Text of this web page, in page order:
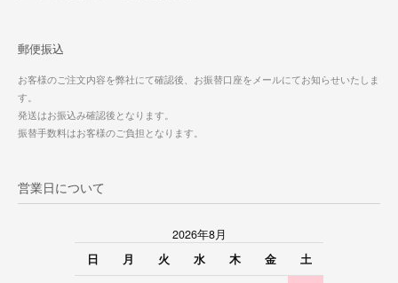
郵便振込
お客様のご注文内容を弊社にて確認後、お振替口座をメールにてお知らせいたしま
す。
発送はお振込み確認後となります。
振替手数料はお客様のご負担となります。
営業日について
2026年8月
日
月 火 水 木 金 土